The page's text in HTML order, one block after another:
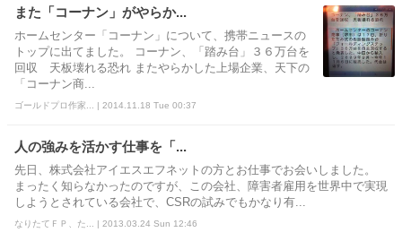
また「コーナン」がやらか...
ホームセンター「コーナン」について、携帯ニュースの
トップに出てました。 コーナン、「踏み台」３６万台を
回収 天板壊れる恐れ またやらかした上場企業、天下の
「コーナン商...
ゴールドプロ作家... | 2014.11.18 Tue 00:37
人の強みを活かす仕事を「...
先日、株式会社アイエスエフネットの方とお仕事でお会いしました。
まったく知らなかったのですが、この会社、障害者雇用を世界中で実現
しようとされている会社で、CSRの試みでもかなり有...
なりたてＦＰ、た... | 2013.03.24 Sun 12:46